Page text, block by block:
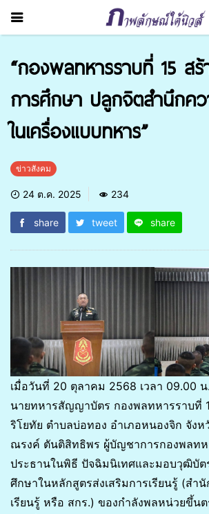
“กองพลทหารราบที่ 15 ส
การศึกษา ปลูกจิตสำนึกคว
ในเครื่องแบบทหาร”
ข่าวสังคม
24 ต.ค. 2025 234
share tweet share
เมื่อวันที่ 20 ตุลาคม 2568 เวลา 09.00
นายทหารสัญญาบัตร กองพลทหารราบที่
ริโยทัย ตำบลบ่อทอง อำเภอหนองจิก จัง
ณรงค์ ตันติสิทธิพร ผู้บัญชาการกองพลทห
ประธานในพิธี ปัจฉิมนิเทศและมอบวุฒิบัต
ศึกษาในหลักสูตรส่งเสริมการเรียนรู้ (สำนั
เรียนรู้ หรือ สกร.) ของกำลังพลหน่วยขึ้น